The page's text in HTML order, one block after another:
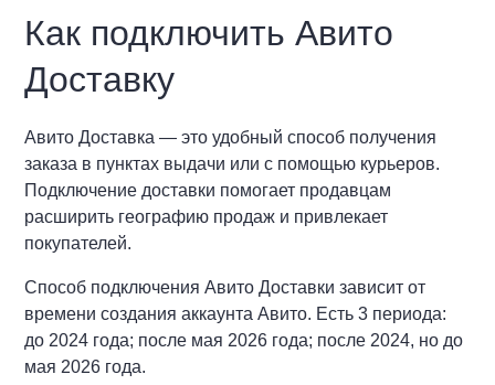
Как подключить Авито
Доставку
Авито Доставка — это удобный способ получения
заказа в пунктах выдачи или с помощью курьеров.
Подключение доставки помогает продавцам
расширить географию продаж и привлекает
покупателей.
Способ подключения Авито Доставки зависит от
времени создания аккаунта Авито. Есть 3 периода:
до 2024 года; после мая 2026 года; после 2024, но до
мая 2026 года.